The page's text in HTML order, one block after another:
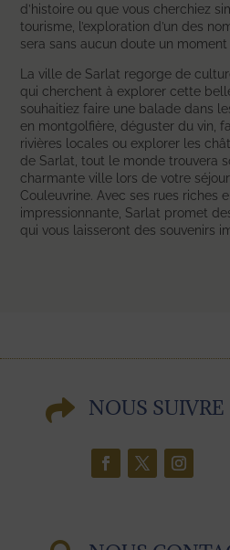
d’histoire ou que vous cherchiez
tourisme, l’exploration d’un des
sera sans aucun doute un
La ville de Sarlat regorge de
qui cherchent à explorer cette
souhaitiez faire une balade dans
en montgolfière, déguster du vin,
rivières locales ou explorer les
de Sarlat, tout le monde trouvera
charmante ville lors de votre
Couleuvrine. Avec ses rues riches
impressionnante, Sarlat promet
qui vous laisseront des souvenirs
 NOUS SUIVRE